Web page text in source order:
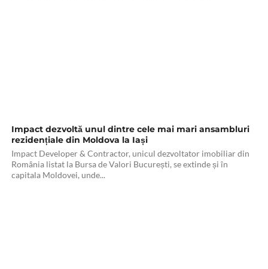
Impact dezvoltă unul dintre cele mai mari ansambluri
rezidențiale din Moldova la Iași
Impact Developer & Contractor, unicul dezvoltator imobiliar din
România listat la Bursa de Valori București, se extinde și în
capitala Moldovei, unde...